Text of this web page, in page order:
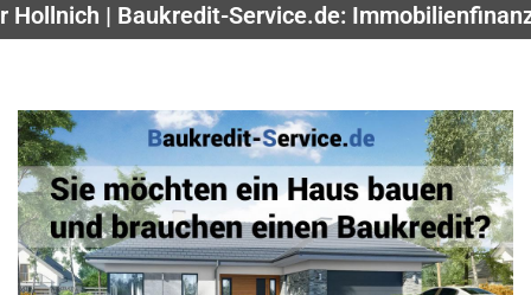
Hollnich | Baukredit-Service.de: